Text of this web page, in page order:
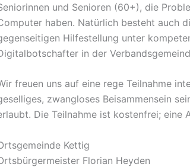
und Senioren (60+), die
haben. Natürlich besteht auch
Hilfestellung unter
in der
freuen uns auf eine rege Teilnahme
zwangloses Beisammensein
Die Teilnahme ist kostenfrei; eine
Kettig
Florian Heyden